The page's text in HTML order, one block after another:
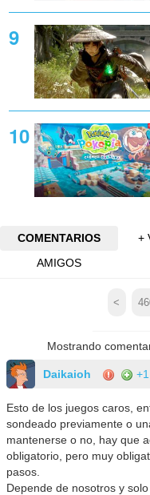
COMENTARIOS +
AMIGOS
<
Mostrando
Daikaioh +1
Esto de los juegos caros,
sondeado previamente o
mantenerse o no, hay que
obligatorio, pero muy
pasos.
Depende de nosotros y